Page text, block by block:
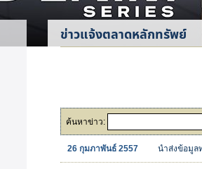
ข่าวแจ้งตลาดหลักทรัพย์
ค้นหาข่าว:
26 กุมภาพันธ์ 2557 นำส่งข้อมูล